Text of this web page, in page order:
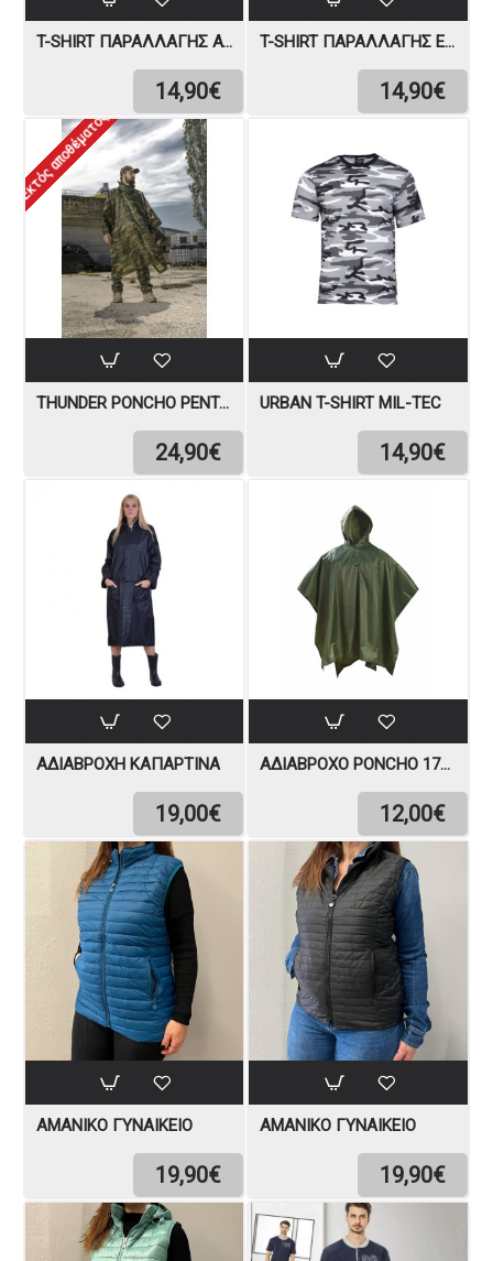
T-SHIRT ΠΑΡΑΛΛΑΓΉΣ AT-DIGITAL MIL-TEC
14,90€
T-SHIRT ΠΑΡΑΛΛΑΓΉΣ ΕΡΉΜΟΥ MIL-TEC
14,90€
Εκτός αποθέματος
THUNDER PONCHO PENTAGON ΕΛΛΗΝΙΚΉΣ ΠΑΡΑΛΛΑΓΉΣ
24,90€
URBAN T-SHIRT MIL-TEC
14,90€
ΑΔΙΑΒΡΟΧΉ ΚΑΠΑΡΤΊΝΑ
19,00€
ΑΔΙΆΒΡΟΧΟ PONCHO 170 T POLYESTER
12,00€
ΑΜΆΝΙΚΟ ΓΥΝΑΙΚΕΊΟ
19,90€
ΑΜΆΝΙΚΟ ΓΥΝΑΙΚΕΊΟ
19,90€